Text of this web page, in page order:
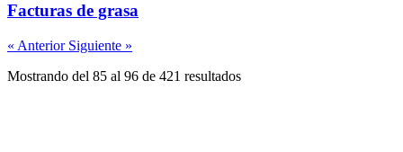
Facturas de grasa
« Anterior Siguiente »
Mostrando del 85 al 96 de 421 resultados